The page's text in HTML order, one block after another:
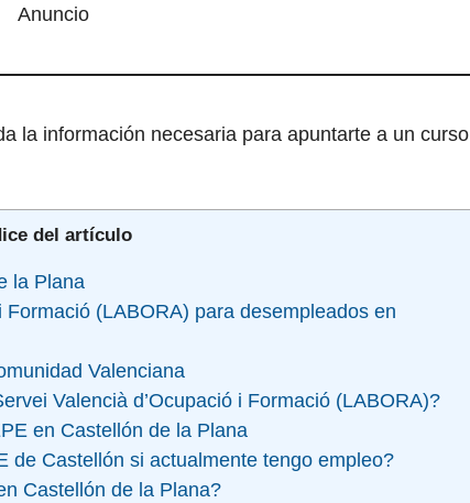
Anuncio
la información necesaria para apuntarte a un curso
del artículo
la Plana
(LABORA) para desempleados en
Valenciana
Valencià d’Ocupació i Formació (LABORA)?
en Castellón de la Plana
de Castellón si actualmente tengo empleo?
Castellón de la Plana?